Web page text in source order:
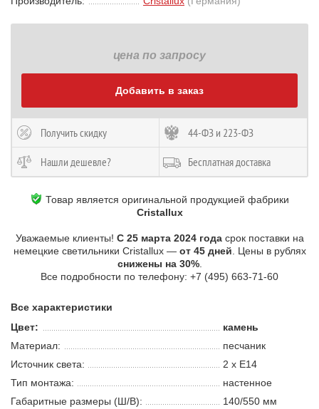
цена по запросу
Добавить в заказ
Получить скидку 44-ФЗ и 223-ФЗ
Нашли дешевле? Бесплатная доставка
Товар является оригинальной продукцией фабрики
Cristallux
Уважаемые клиенты! С 25 марта 2024 годасрок поставки на
немецкие светильники Cristallux — от 45 дней . Цены в рублях
снижены на 30%.
Все подробности по телефону: +7 (495) 663-71-60
Все характеристики
Цвет:
камень
Материал:
песчаник
Источник света:
2 х E14
Тип монтажа:
настенное
Габаритные размеры (Ш/В):
140/550 мм